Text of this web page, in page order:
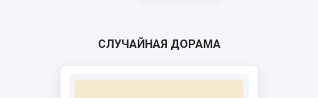
СЛУЧАЙНАЯ ДОРАМА